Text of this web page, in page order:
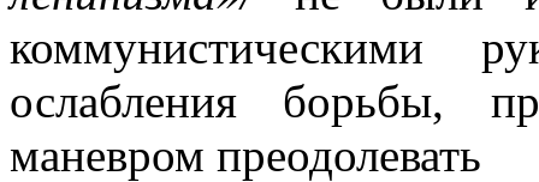
коммунистическими
ослабления борьбы,
маневром преодолевать